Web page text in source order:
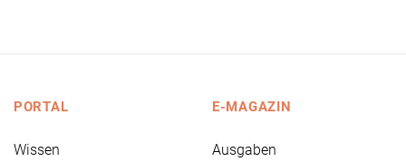
PORTAL
Wissen
E-MAGAZIN
Ausgaben